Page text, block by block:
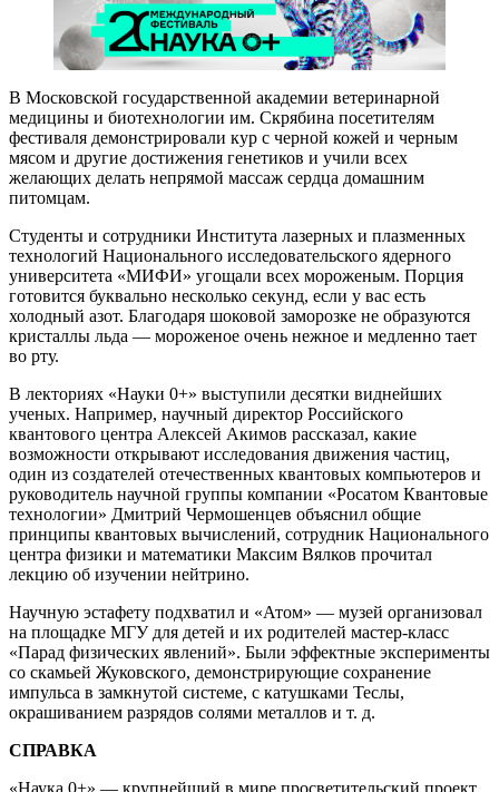
В Московской государственной академии ветеринарной
медицины и биотехнологии им. Скрябина посетителям
фестиваля демонстрировали кур с черной кожей и черным
мясом и другие достижения генетиков и учили всех
желающих делать непрямой массаж сердца домашним
питомцам.
Студенты и сотрудники Института лазерных и плазменных
технологий Национального исследовательского ядерного
университета «МИФИ» угощали всех мороженым. Порция
готовится буквально несколько секунд, если у вас есть
холодный азот. Благодаря шоковой заморозке не образуются
кристаллы льда — ​мороженое очень нежное и медленно тает
во рту.
В лекториях «Науки 0+» выступили десятки виднейших
ученых. Например, научный директор Российского
квантового центра Алексей Акимов рассказал, какие
возможности открывают исследования движения частиц,
один из создателей отечественных квантовых компьютеров и
руководитель научной группы компании «Росатом Квантовые
технологии» Дмитрий Чермошенцев объяснил общие
принципы квантовых вычислений, сотрудник Национального
центра физики и математики Максим Вялков прочитал
лекцию об изучении нейтрино.
Научную эстафету подхватил и «Атом» — ​музей организовал
на площадке МГУ для детей и их родителей мастер-класс
«Парад физических явлений». Были эффектные эксперименты
со скамьей Жуковского, демонстрирующие сохранение
импульса в замкнутой системе, с катушками Теслы,
окрашиванием разрядов солями металлов и т. д.
СПРАВКА